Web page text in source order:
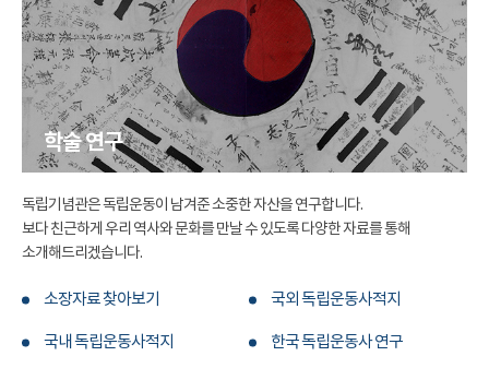
학술 연구
독립기념관은 독립운동이 남겨준 소중한 자산을 연구합니다.
보다 친근하게 우리 역사와 문화를 만날 수 있도록 다양한 자료를 통해
소개해드리겠습니다.
소장자료 찾아보기 국외 독립운동사적지
국내 독립운동사적지 한국 독립운동사 연구